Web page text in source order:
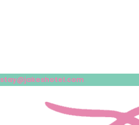
stay@jakeshotel.com